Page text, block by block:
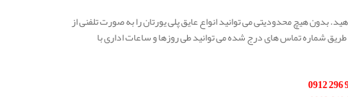
بدون هیچ محدودیتی می توانید انواع عایق پلی یورتان را به صورت تلفنی از
شماره تماس های درج شده می توانید طی روزها و ساعات اداری با